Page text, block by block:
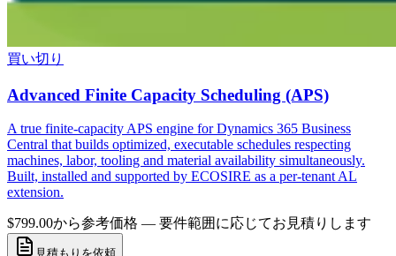
買い切り
Advanced Finite Capacity Scheduling (APS)
A true finite-capacity APS engine for Dynamics 365 Business
Central that builds optimized, executable schedules respecting
machines, labor, tooling and material availability simultaneously.
Built, installed and supported by ECOSIRE as a per-tenant AL
extension.
$799.00から参考価格 — 要件範囲に応じてお見積りします
見積もりを依頼